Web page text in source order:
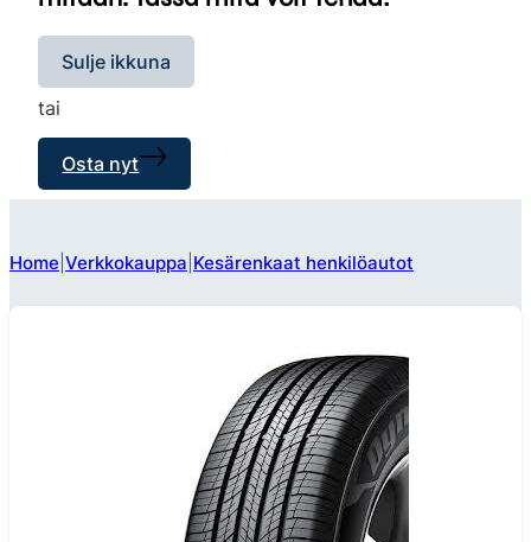
Sulje ikkuna
tai
Osta nyt
Home Verkkokauppa Kesärenkaat henkilöautot